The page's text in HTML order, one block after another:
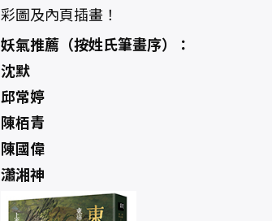
彩圖及內頁插畫！
妖氣推薦（按姓氏筆畫序）：
沈默
邱常婷
陳栢青
陳國偉
瀟湘神